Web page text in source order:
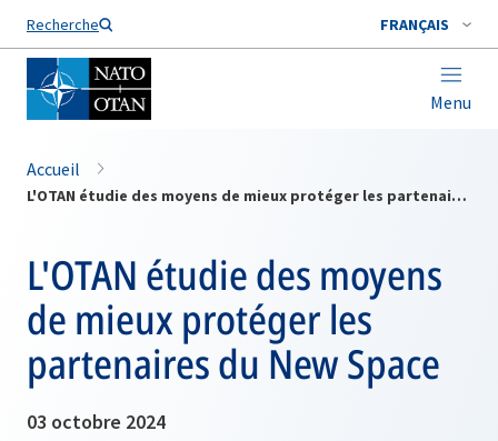
Recherche FRANÇAIS
Menu
Nom de famille*
Accueil
L'OTAN étudie des moyens de mieux protéger les partenaires du New Space
L'OTAN étudie des moyens
de mieux protéger les
partenaires du New Space
03 octobre 2024